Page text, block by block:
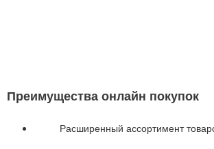
Преимущества онлайн покупок
Расширенный ассортимент